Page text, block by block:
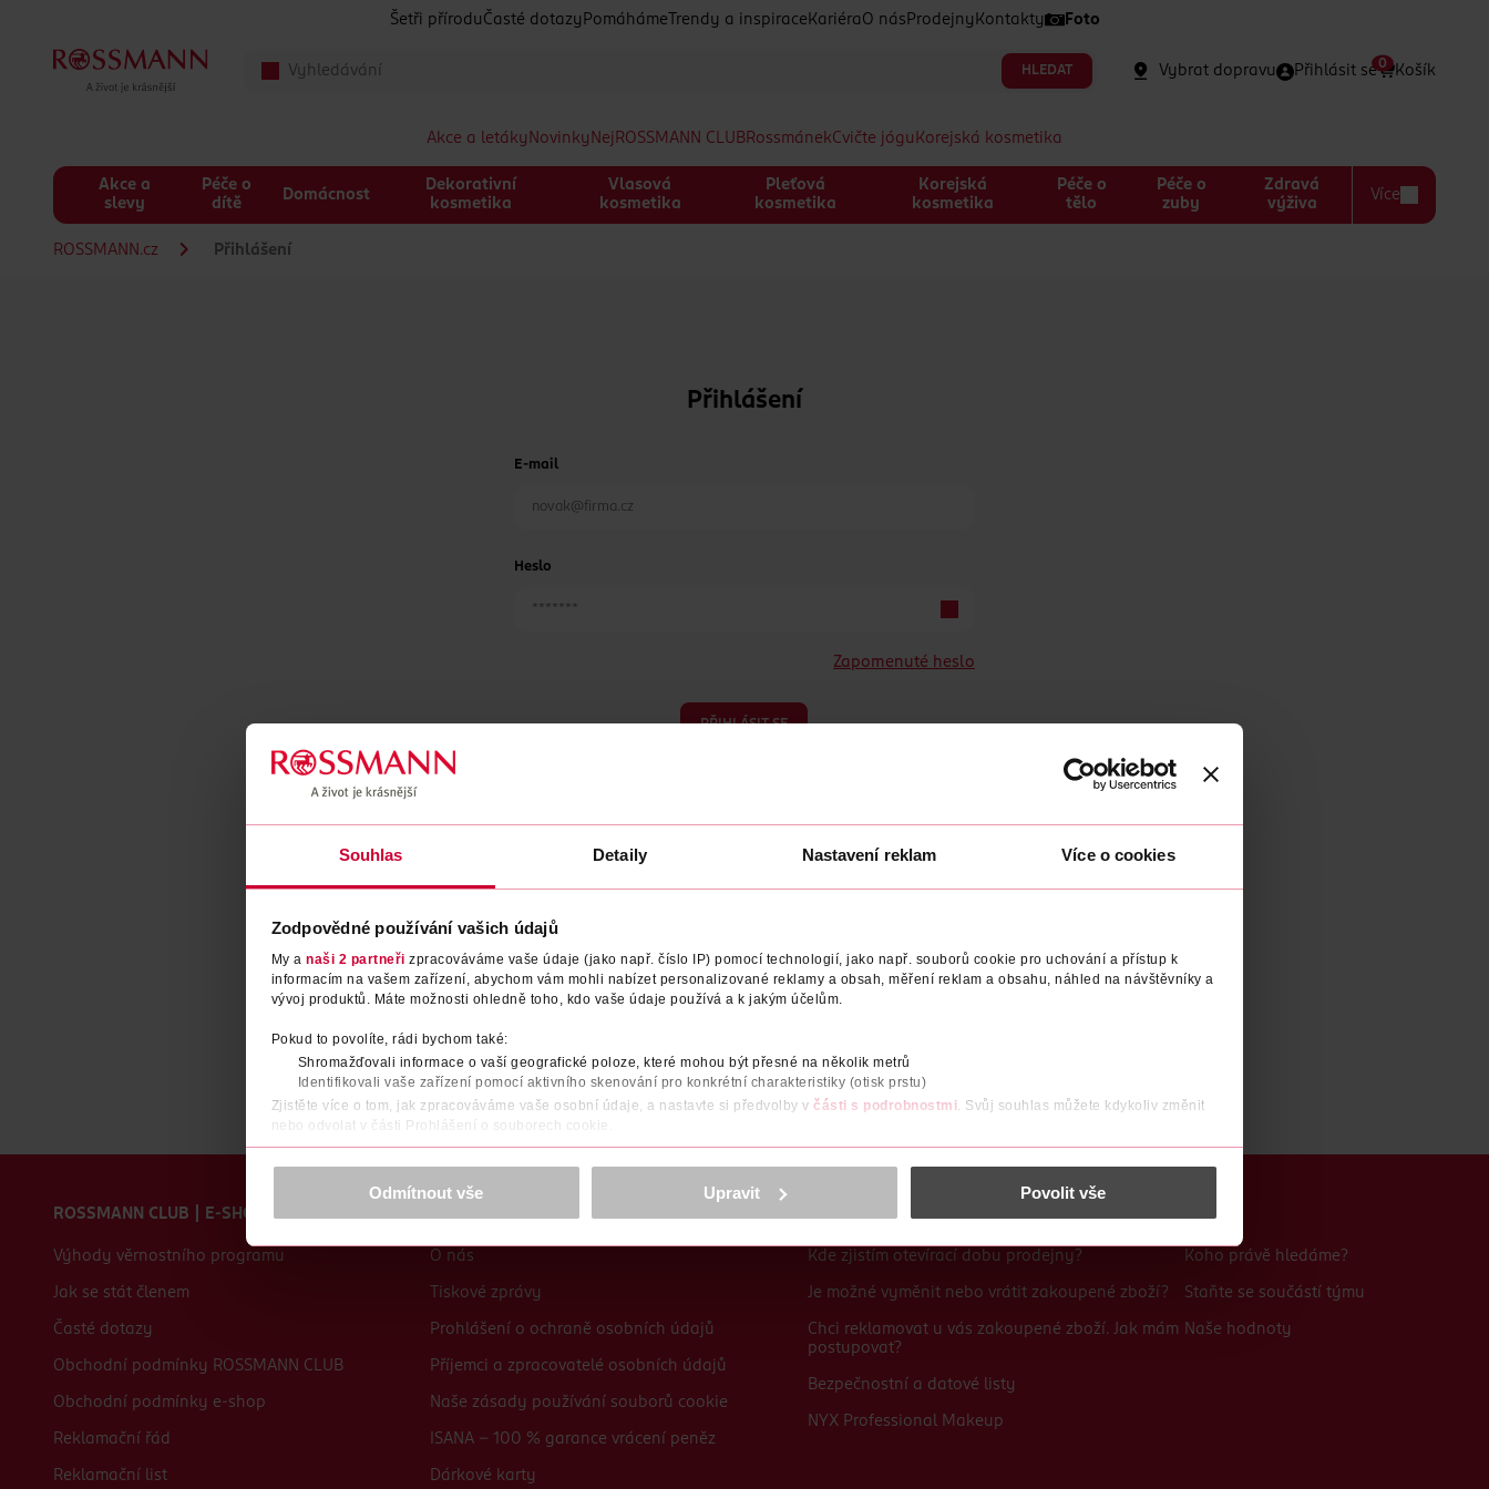
Souhlas Detaily Nastavení reklam Více o cookies
Zodpovědné používání vašich údajů
My a naši 2 partneři zpracováváme vaše údaje (jako např. číslo IP) pomocí technologií, jako např. souborů cookie pro uchování a přístup k
informacím na vašem zařízení, abychom vám mohli nabízet personalizované reklamy a obsah, měření reklam a obsahu, náhled na návštěvníky a
vývoj produktů. Máte možnosti ohledně toho, kdo vaše údaje používá a k jakým účelům.
Pokud to povolíte, rádi bychom také:
Shromažďovali informace o vaší geografické poloze, které mohou být přesné na několik metrů
Identifikovali vaše zařízení pomocí aktivního skenování pro konkrétní charakteristiky (otisk prstu)
Zjistěte více o tom, jak zpracováváme vaše osobní údaje, a nastavte si předvolby v části s podrobnostmi. Svůj souhlas můžete kdykoliv změnit
nebo odvolat v části Prohlášení o souborech cookie.
K provozu stránek, personalizaci obsahu a reklam, funkcí sociálních médií, analýze návštěvnosti, které mohou nést osobní údaje.
prohlášení o ochraně osobních údajů.
Děkujeme za pochopení. >více o cookies<
Odmítnout vše Upravit Povolit vše
Šetři přírodu Časté dotazy Pomáháme Trendy a inspirace Kariéra O nás Prodejny Kontakty Foto
HLEDAT Vybrat dopravu Přihlásit se Košík
0
Akce a letáky Novinky Nej ROSSMANN CLUBRossmánekCvičte jógu Korejská kosmetika
Akce a
slevy
Péče o
dítě
Domácnost
Dekorativní
kosmetika
Vlasová
kosmetika
Pleťová
kosmetika
Korejská
kosmetika
Péče o
tělo
Péče o
zuby
Zdravá
výživa
Více
ROSSMANN.cz Přihlášení
Přihlášení
E-mail
Heslo
Zapomenuté heslo
PŘIHLÁSIT SE
Nemáte účet? Registrujte se e-mailem
ROSSMANN CLUB | E-SHOP
Výhody věrnostního programu
Jak se stát členem
Časté dotazy
Obchodní podmínky ROSSMANN CLUB
Obchodní podmínky e-shop
Reklamační řád
Reklamační list
O nás
Tiskové zprávy
Prohlášení o ochraně osobních údajů
Příjemci a zpracovatelé osobních údajů
Naše zásady používání souborů cookie
ISANA - 100 % garance vrácení peněz
Dárkové karty
Časté dotazy
Kde zjistím otevírací dobu prodejny?
Je možné vyměnit nebo vrátit zakoupené zboží?
Chci reklamovat u vás zakoupené zboží. Jak mám
postupovat?
Bezpečnostní a datové listy
NYX Professional Makeup
Kariéra
Koho právě hledáme?
Staňte se součástí týmu
Naše hodnoty